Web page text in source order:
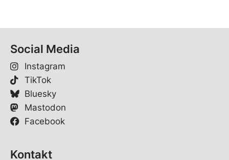
Social Media
Instagram
TikTok
Bluesky
Mastodon
Facebook
Kontakt